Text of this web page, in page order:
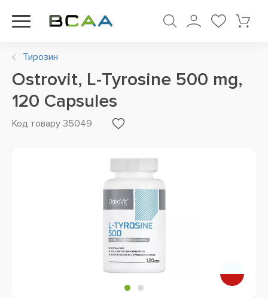
Тирозин
Ostrovit, L-Tyrosine 500 mg,
120 Capsules
Код товару 35049